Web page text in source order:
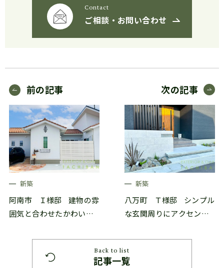
Contact
ご相談・お問い合わせ
前の記事
新築
阿南市 Ｉ様邸
建物の雰
囲気と合わせたかわいい
Back to list
記事一覧
次の記事
新築
八万町 Ｔ様邸
シンプル
な玄関周りにアクセント